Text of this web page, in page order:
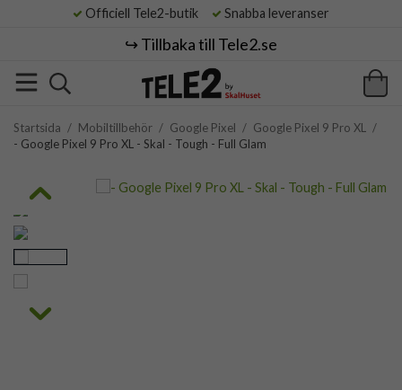
Officiell Tele2-butik Snabba leveranser
↪️ Tillbaka till Tele2.se
Startsida / Mobiltillbehör / Google Pixel / Google Pixel 9 Pro XL
/
- Google Pixel 9 Pro XL - Skal - Tough - Full Glam